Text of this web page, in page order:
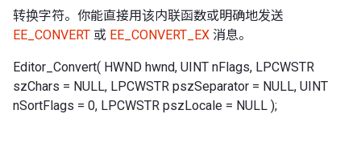
转换字符。你能直接用该内联函数或明确地发送
EE_CONVERT 或 EE_CONVERT_EX 消息。
Editor_Convert( HWND hwnd, UINT nFlags, LPCWSTR
szChars = NULL, LPCWSTR pszSeparator = NULL, UINT
nSortFlags = 0, LPCWSTR pszLocale = NULL );